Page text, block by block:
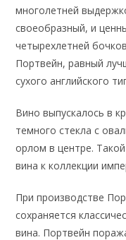
многолетней
своеобразный, и
четырехлетней
Портвейн, равный
сухого английского
Вино выпускалось в
темного стекла с
орлом в центре.
вина к коллекции
При производстве
сохраняется
вина. Портвейн